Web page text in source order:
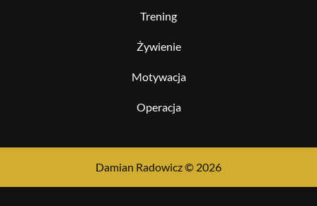
Trening
Żywienie
Motywacja
Operacja
Damian Radowicz © 2026